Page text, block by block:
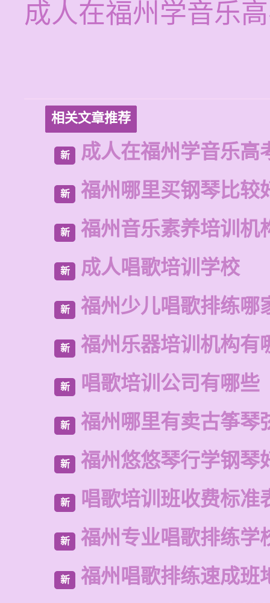
成人在福州学音乐
相关文章推荐
新 成人在福州学音乐高
新 福州哪里买钢琴比较
新 福州音乐素养培训机
新 成人唱歌培训学校
新 福州少儿唱歌排练哪
新 福州乐器培训机构有
新 唱歌培训公司有哪些
新 福州哪里有卖古筝琴
新 福州悠悠琴行学钢琴
新 唱歌培训班收费标准
新 福州专业唱歌排练学
新 福州唱歌排练速成班